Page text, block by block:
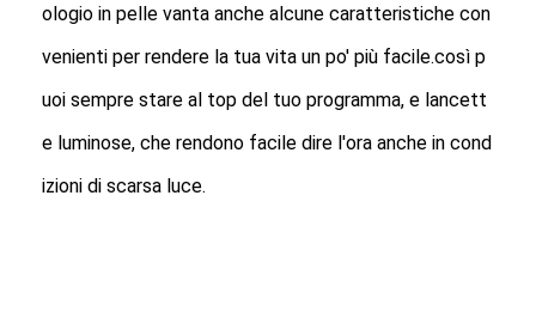
ologio in pelle vanta anche alcune caratteristiche con
venienti per rendere la tua vita un po' più facile.così p
uoi sempre stare al top del tuo programma, e lancett
e luminose, che rendono facile dire l'ora anche in cond
izioni di scarsa luce.